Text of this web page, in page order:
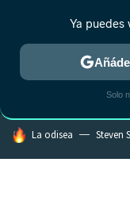
MENÚ
ESTRENOS
HOY SE HABLA DE
La odisea Steven
Ya puedes
Solo